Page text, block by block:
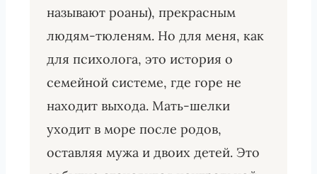
называют роаны), прекрасным
людям-тюленям. Но для меня, как
для психолога, это история о
семейной системе, где горе не
находит выхода. Мать-шелки
уходит в море после родов,
оставляя мужа и двоих детей. Это